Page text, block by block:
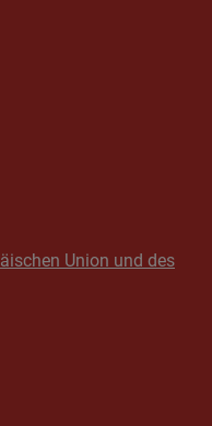
Union und des